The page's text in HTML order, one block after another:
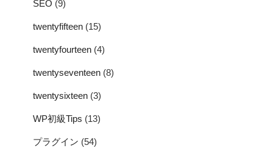
SEO (9)
twentyfifteen (15)
twentyfourteen (4)
twentyseventeen (8)
twentysixteen (3)
WP初級Tips (13)
プラグイン (54)